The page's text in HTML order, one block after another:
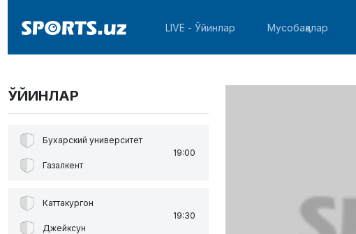
LIVE - Ўйинлар Мусобақалар
ЎЙИНЛАР
Бухарский университет
Газалкент
19:00
Каттакургон
Джейксун
19:30